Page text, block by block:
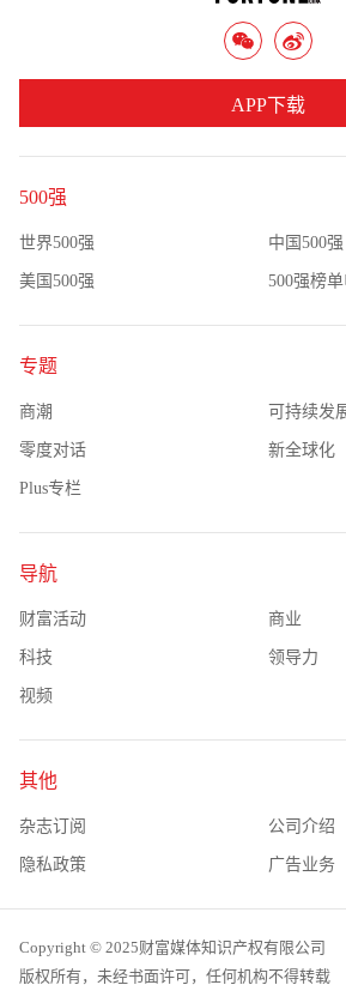
500强
世界500强 中国500强
美国500强 500强榜
专题
商潮 可持续发
零度对话 新全球化
Plus专栏
导航
财富活动 商业
科技 领导力
视频
其他
杂志订阅 公司介绍
隐私政策 广告业务
APP下载
Copyright © 2025财富媒体知识产权有限公司
版权所有，未经书面许可，任何机构不得转载